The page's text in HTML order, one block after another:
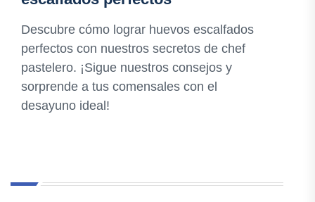
Descubre cómo lograr huevos escalfados
perfectos con nuestros secretos de chef
pastelero. ¡Sigue nuestros consejos y
sorprende a tus comensales con el
desayuno ideal!